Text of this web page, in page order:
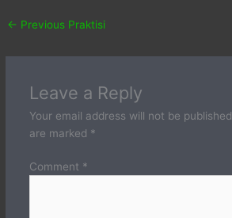
← Previous Praktisi
Leave a Reply
Your email address will not be published.
are marked *
Comment *